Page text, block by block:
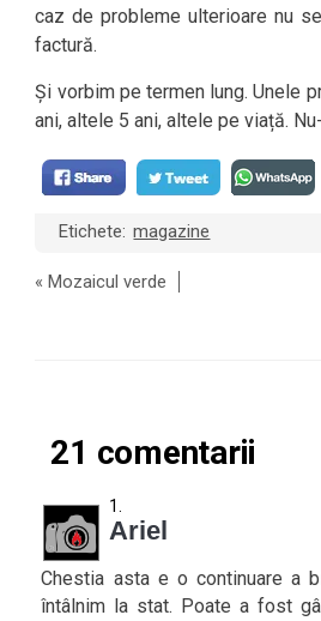
caz de probleme ulterioare nu
factură.
Și vorbim pe termen lung. Unele
ani, altele 5 ani, altele pe viață.
Etichete: magazine
«Mozaicul verde
21 comentarii
Ariel
Chestia asta e o continuare a
întâlnim la stat. Poate a fost